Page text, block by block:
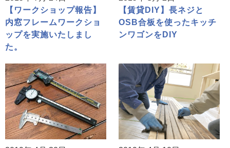
【ワークショップ報告】
内窓フレームワークショ
ップを実施いたしまし
た。
【賃貸DIY】長ネジと
OSB合板を使ったキッチ
ンワゴンをDIY